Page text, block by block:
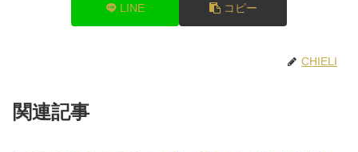
LINE コピー
CHIELI
関連記事